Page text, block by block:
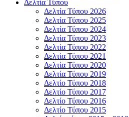
Δελτία Τύπου
Δελτία Τύπου 2026
Δελτία Τύπου 2025
Δελτία Τύπου 2024
Δελτία Τύπου 2023
Δελτία Τύπου 2022
Δελτία Τύπου 2021
Δελτία Τύπου 2020
Δελτία Τύπου 2019
Δελτίο Τύπου 2018
Δελτίο Τύπου 2017
Δελτίο Τύπου 2016
Δελτίο Τύπου 2015